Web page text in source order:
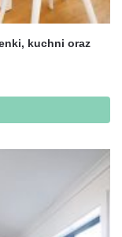
kuchni oraz